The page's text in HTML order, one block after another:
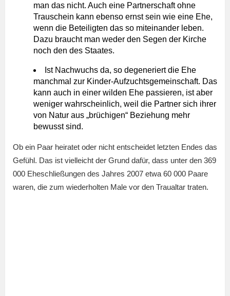
man das nicht. Auch eine Partnerschaft ohne
Trauschein kann ebenso ernst sein wie eine Ehe,
wenn die Beteiligten das so miteinander leben.
Dazu braucht man weder den Segen der Kirche
noch den des Staates.
Ist Nachwuchs da, so degeneriert die Ehe
manchmal zur Kinder-Aufzuchtsgemeinschaft. Das
kann auch in einer wilden Ehe passieren, ist aber
weniger wahrscheinlich, weil die Partner sich ihrer
von Natur aus „brüchigen“ Beziehung mehr
bewusst sind.
Ob ein Paar heiratet oder nicht entscheidet letzten Endes das
Gefühl. Das ist vielleicht der Grund dafür, dass unter den 369
000 Eheschließungen des Jahres 2007 etwa 60 000 Paare
waren, die zum wiederholten Male vor den Traualtar traten.